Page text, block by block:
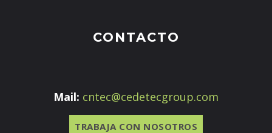
CONTACTO
Mail: cntec@cedetecgroup.com
TRABAJA CON NOSOTROS